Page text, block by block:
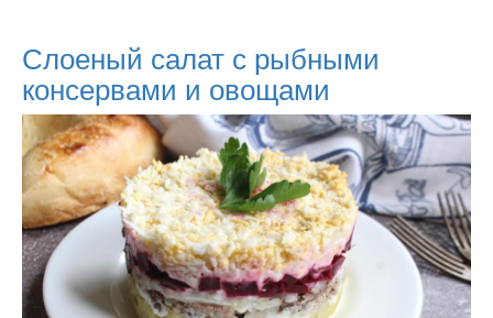
Слоеный салат с рыбными
консервами и овощами